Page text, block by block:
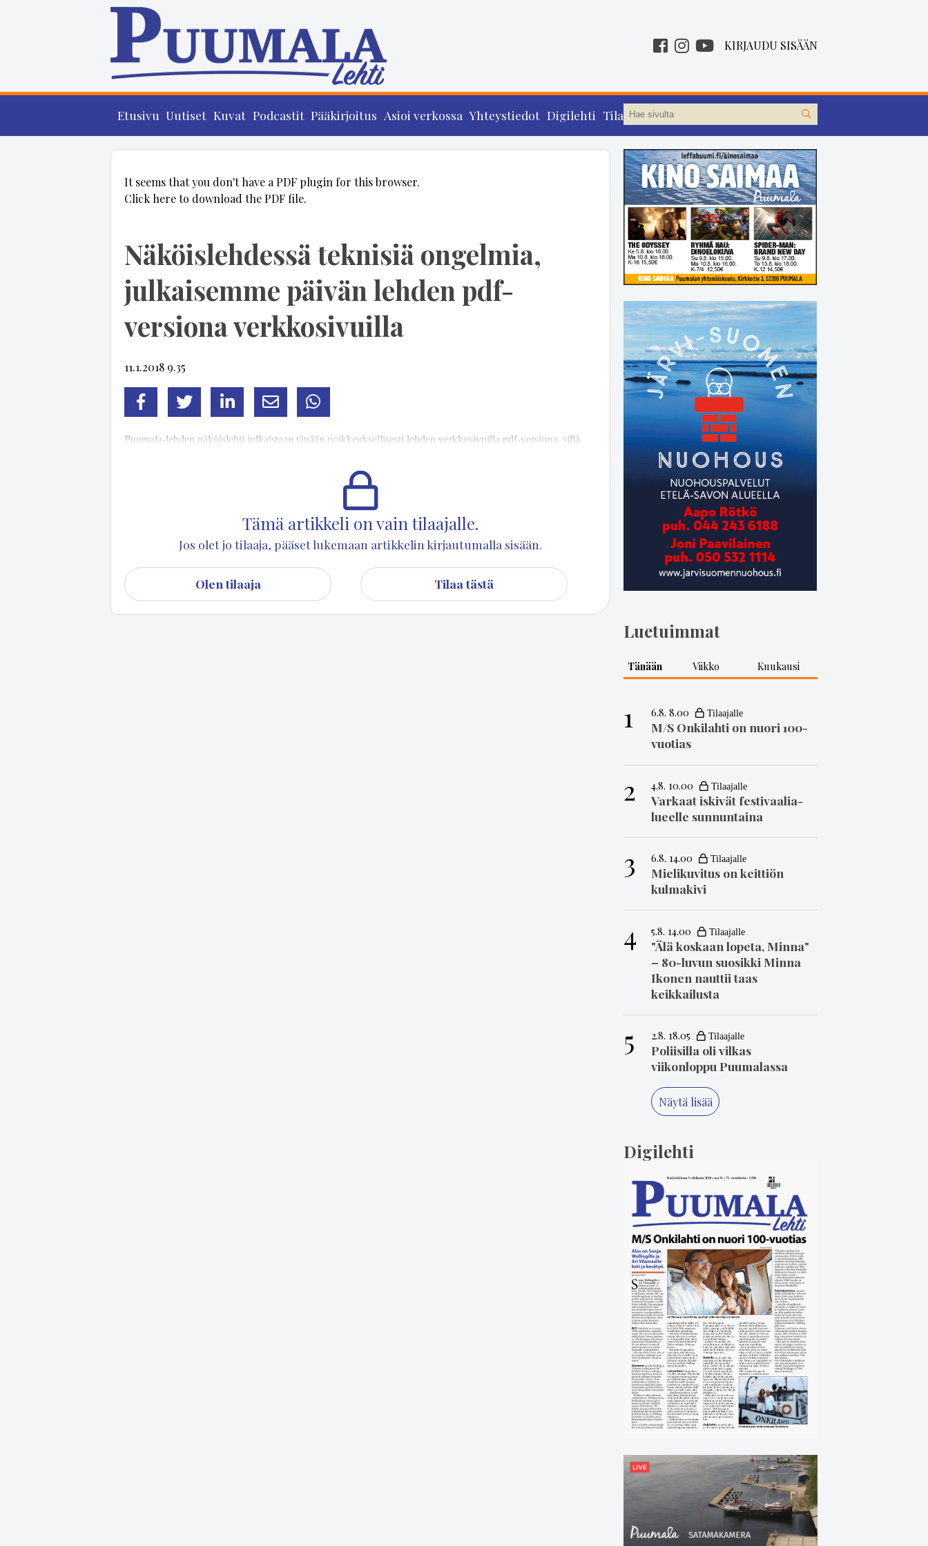
KIRJAUDU SISÄÄN
Etusivu Uutiset Kuvat Podcastit Pääkirjoitus Asioi verkossa Yhteystiedot Digilehti Tilaa
It seems that you don't have a PDF plugin for this browser.
Click here to download the PDF file.
Näköislehdessä teknisiä ongelmia,
julkaisemme päivän lehden pdf-
versiona verkkosivuilla
11.1.2018 9.35
FacebookTwitterLinkedInSähköpostiWhatsapp
Puu­ma­la-leh­den nä­köis­leh­ti jul­kais­taan tä­nään poik­keuk­sel­li­ses­ti leh­den verk­ko­si­vuil­la pdf-ver­si­o­na, sil­lä
Tämä artikkeli on vain tilaajalle.
Jos olet jo tilaaja, pääset lukemaan artikkelin kirjautumalla sisään.
Olen tilaaja Tilaa tästä
Luetuimmat
Tänään Viikko Kuukausi
1 6.8. 8.00
M/S Onkilahti on nuori 100-
vuotias
2 4.8. 10.00
Varkaat iskivät festivaa­li­a­
lueelle sunnuntaina
3 6.8. 14.00
Mielikuvitus on keittiön
kulmakivi
4 5.8. 14.00
"Älä koskaan lopeta, Minna"
– 80-luvun suosikki Minna
Ikonen nauttii taas
keikkailusta
5 2.8. 18.05
Poliisilla oli vilkas
viikonloppu Puumalassa
Näytä lisää
Digilehti